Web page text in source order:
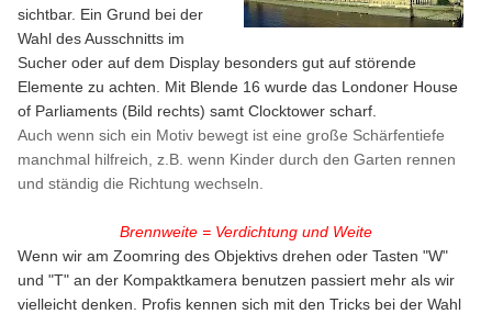
sichtbar. Ein Grund bei der
Wahl des Ausschnitts im
Sucher oder auf dem Display besonders gut auf störende
Elemente zu achten. Mit Blende 16 wurde das Londoner House
of Parliaments (Bild rechts) samt Clocktower scharf.
Auch wenn sich ein Motiv bewegt ist eine große Schärfentiefe
manchmal hilfreich, z.B. wenn Kinder durch den Garten rennen
und ständig die Richtung wechseln.
Brennweite = Verdichtung und Weite
Wenn wir am Zoomring des Objektivs drehen oder Tasten "W"
und "T" an der Kompaktkamera benutzen passiert mehr als wir
vielleicht denken. Profis kennen sich mit den Tricks bei der Wahl